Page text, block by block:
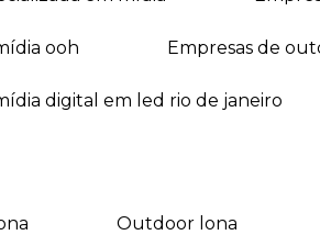
ooh empresas de
digital em led rio de janeiro
outdoor lona